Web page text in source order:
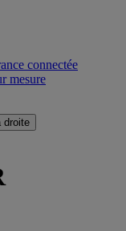
connectée
mesure
droite